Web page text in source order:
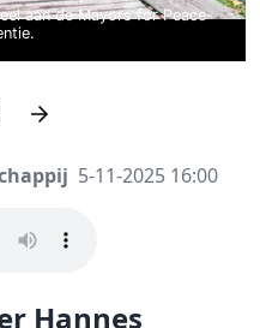
aan de Mayors for Peace-
5-11-2025 16:00
Hannes